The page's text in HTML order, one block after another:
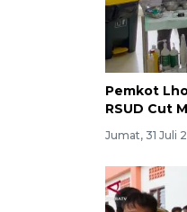
Pemkot
RSUD Cut
Jumat, 31 Juli